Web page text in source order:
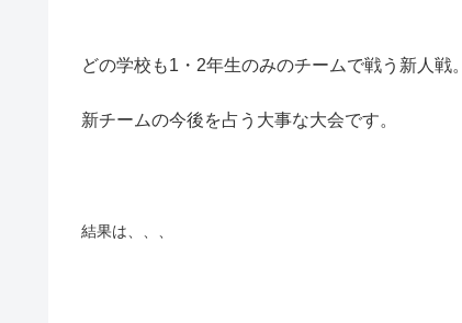
どの学校も1・2年生のみのチームで戦う新人戦。
新チームの今後を占う大事な大会です。
結果は、、、